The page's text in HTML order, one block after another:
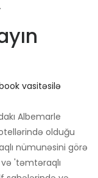
vasitəsilə
Albemarle
olduğu
nümunəsini görə
və 'təmtəraqlı